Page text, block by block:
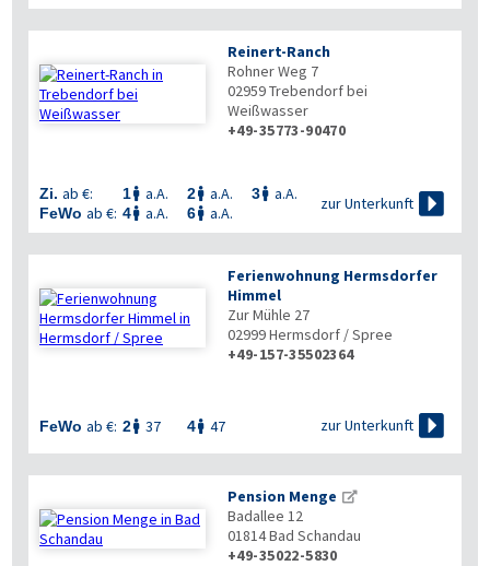
Reinert-Ranch
Rohner Weg 7
02959Trebendorf bei
Weißwasser
+49-35773-90470
Zi. ab €: 1 a.A. 2 a.A. 3 a.A.
FeWo ab €: 4 a.A. 6 a.A.
zur Unterkunft 
Ferienwohnung Hermsdorfer
Himmel
Zur Mühle 27
02999Hermsdorf / Spree
+49-157-35502364
FeWo ab €: 2 37 4 47 zur Unterkunft 
Pension Menge
Badallee 12
01814Bad Schandau
+49-35022-5830